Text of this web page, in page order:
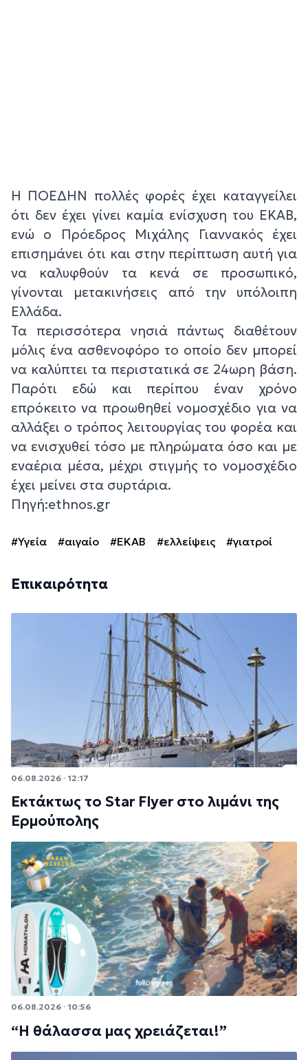
Η ΠΟΕΔΗΝ πολλές φορές έχει καταγγείλει
ότι δεν έχει γίνει καμία ενίσχυση του ΕΚΑΒ,
ενώ ο Πρόεδρος Μιχάλης Γιαννακός έχει
επισημάνει ότι και στην περίπτωση αυτή για
να καλυφθούν τα κενά σε προσωπικό,
γίνονται μετακινήσεις από την υπόλοιπη
Ελλάδα.
Τα περισσότερα νησιά πάντως διαθέτουν
μόλις ένα ασθενοφόρο το οποίο δεν μπορεί
να καλύπτει τα περιστατικά σε 24ωρη βάση.
Παρότι εδώ και περίπου έναν χρόνο
επρόκειτο να προωθηθεί νομοσχέδιο για να
αλλάξει ο τρόπος λειτουργίας του φορέα και
να ενισχυθεί τόσο με πληρώματα όσο και με
εναέρια μέσα, μέχρι στιγμής το νομοσχέδιο
έχει μείνει στα συρτάρια.
Πηγή:ethnos.gr
#Υγεία #αιγαίο #ΕΚΑΒ #ελλείψεις #γιατροί
Επικαιρότητα
06.08.2026 · 12:17
Εκτάκτως το Star Flyer στο λιμάνι της
Ερμούπολης
06.08.2026 · 10:56
“Η θάλασσα μας χρειάζεται!”